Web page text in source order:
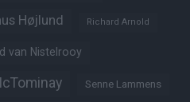
Højlund Richard Arnold
van Nistelrooy
Senne Lammens